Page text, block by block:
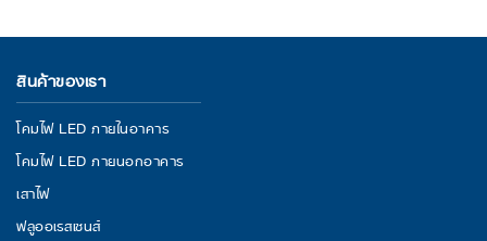
สินค้าของเรา
โคมไฟ LED ภายในอาคาร
โคมไฟ LED ภายนอกอาคาร
เสาไฟ
ฟลูออเรสเซนส์